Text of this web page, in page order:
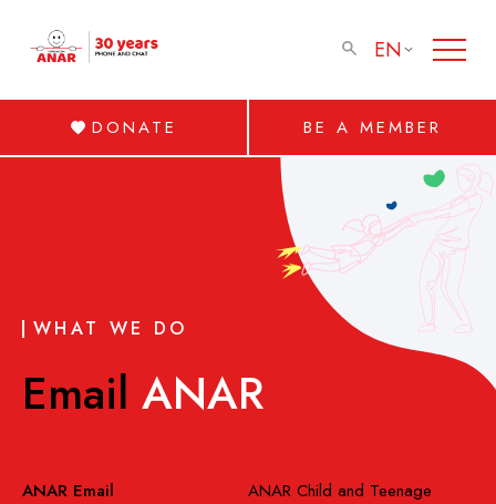
EN
DONATE BE A MEMBER
WHAT WE DO
Email ANAR
ANAR Email
ANAR Child and Teenage